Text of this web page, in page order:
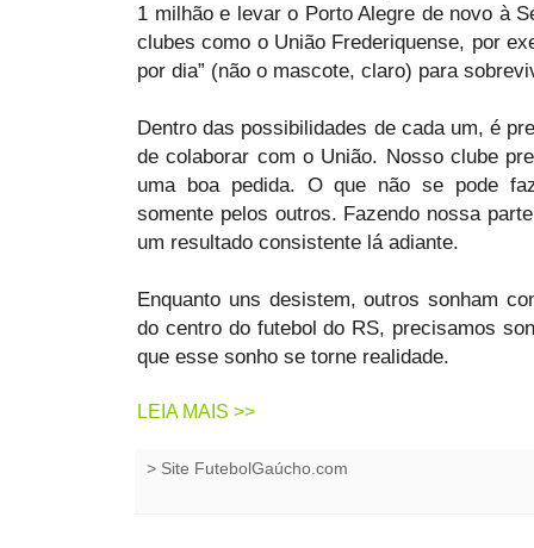
1 milhão e levar o Porto Alegre de novo à
clubes como o União Frederiquense, por
por dia” (não o mascote, claro) para
Dentro das possibilidades de cada um, é
de colaborar com o União. Nosso clube
uma boa pedida. O que não se pode
somente pelos outros. Fazendo nossa
um resultado consistente lá adiante.
Enquanto uns desistem, outros sonham
do centro do futebol do RS, precisamos
que esse sonho se torne realidade.
LEIA MAIS >>
> Site FutebolGaúcho.com